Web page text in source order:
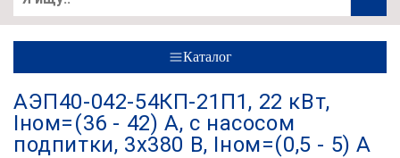
Каталог
АЭП40-042-54КП-21П1, 22 кВт,
Iном=(36 - 42) А, с насосом
подпитки, 3х380 В, Iном=(0,5 - 5) А